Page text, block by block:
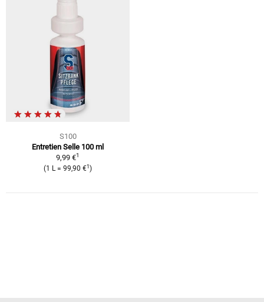
S100
Entretien Selle 100 ml
9,99 €1
(1 L = 99,90 €1 )